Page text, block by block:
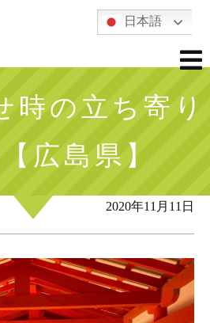
日本語
時の立ち寄り
広島県】
2020年11月11日